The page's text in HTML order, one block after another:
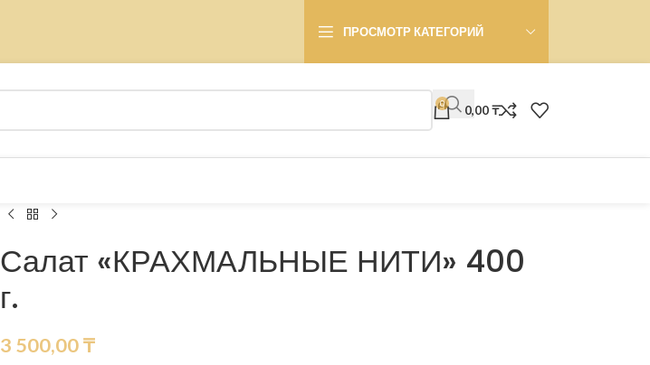
ПРОСМОТР КАТЕГОРИЙ
0 0,00₸
Салат «КРАХМАЛЬНЫЕ НИТИ» 400
г.
3 500,00₸